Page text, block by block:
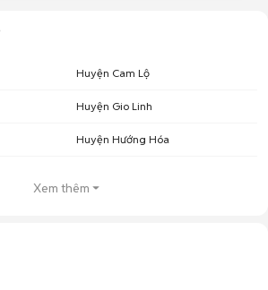
Huyện Cam Lộ
Huyện Gio Linh
Huyện Hướng Hóa
Xem thêm